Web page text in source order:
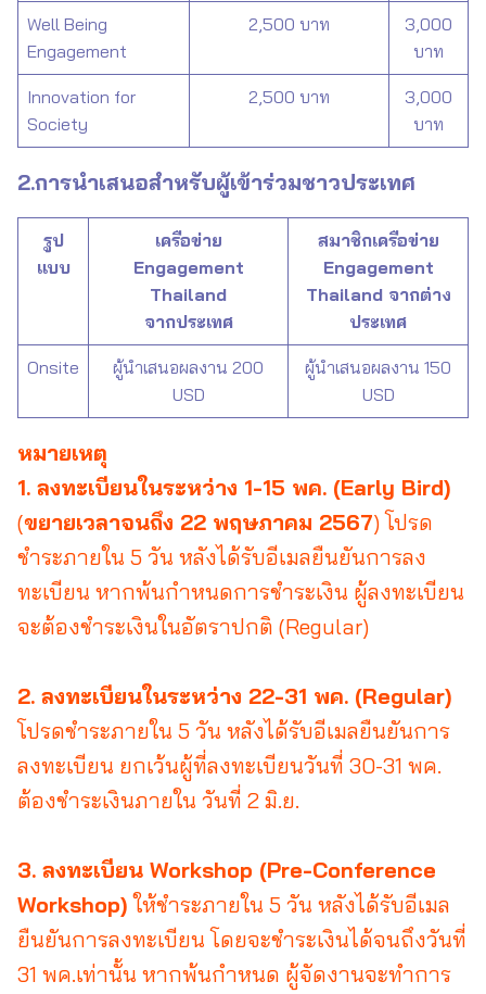
Well Being
Engagement
2,500 บาท
3,000
บาท
Innovation for
Society
2,500 บาท
3,000
บาท
2.การนำเสนอสำหรับผู้เข้าร่วมชาวประเทศ
รูป
แบบ
เครือข่าย
Engagement
Thailand
จากประเทศ
สมาชิกเครือข่าย
Engagement
Thailand จากต่าง
ประเทศ
Onsite
ผู้นำเสนอผลงาน 200
USD
ผู้นำเสนอผลงาน 150
USD
หมายเหตุ
1. ลงทะเบียนในระหว่าง 1-15 พค. (Early Bird)
(ขยายเวลาจนถึง 22 พฤษภาคม 2567) โปรด
ชำระภายใน 5 วัน หลังได้รับอีเมลยืนยันการลง
ทะเบียน หากพ้นกำหนดการชำระเงิน ผู้ลงทะเบียน
จะต้องชำระเงินในอัตราปกติ (Regular)
2. ลงทะเบียนในระหว่าง 22-31 พค. (Regular)
โปรดชำระภายใน 5 วัน หลังได้รับอีเมลยืนยันการ
ลงทะเบียน ยกเว้นผู้ที่ลงทะเบียนวันที่ 30-31 พค.
ต้องชำระเงินภายใน วันที่ 2 มิ.ย.
3. ลงทะเบียน Workshop (Pre-Conference
Workshop)ให้ชำระภายใน 5 วัน หลังได้รับอีเมล
ยืนยันการลงทะเบียน โดยจะชำระเงินได้จนถึงวันที่
31 พค.เท่านั้น หากพ้นกำหนด ผู้จัดงานจะทำการ